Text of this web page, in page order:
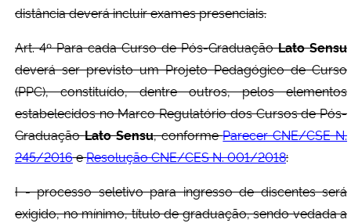
distância deverá incluir exames presenciais.
Art. 4º Para cada Curso de Pós-GraduaçãoLato Sensu
deverá ser previsto um Projeto Pedagógico de Curso
(PPC), constituído, dentre outros, pelos elementos
estabelecidos no Marco Regulatório dos Cursos de Pós-
GraduaçãoLato Sensu, conformeParecer CNE/CSE N.
245/2016eResolução CNE/CES N. 001/2018:
I - processo seletivo para ingresso de discentes será
exigido, no mínimo, título de graduação, sendo vedada a